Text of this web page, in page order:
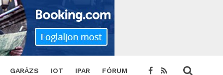
GARÁZS IOT IPAR FÓRUM
SHARE TWEET